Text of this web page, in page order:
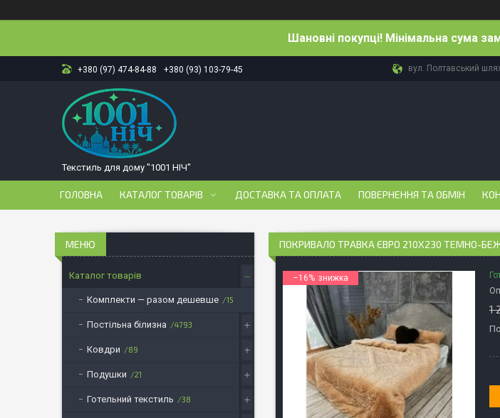
Шановні покупці! Мінімальна сума
+380 (97) 474-84-88 +380 (93) 103-79-45 вул. Полтавський
Текстиль для дому "1001 НІЧ"
ГОЛОВНА КАТАЛОГ ТОВАРІВ ДОСТАВКА ТА ОПЛАТА ПОВЕРНЕННЯ ТА ОБМІН
ПОКРИВАЛО ТРАВКА ЄВРО 210Х230 ТЕМНО-
–16%
1
Каталог товарів
Комплекти — разом дешевше 15
Постільна білизна 4793
Ковдри 89
Подушки 21
Готельний текстиль 38